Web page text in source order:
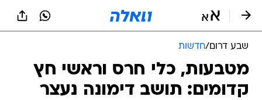
שבע דרום/חדשות
מטבעות, כלי חרס וראשי חץ
קדומים: תושב דימונה נעצר